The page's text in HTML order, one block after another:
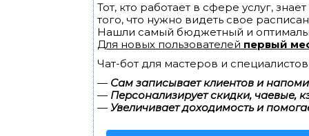
Тот, кто работает в сфере услуг,
того, что нужно видеть свое
Нашли самый бюджетный и
Для новых пользователей первый
Чат-бот для мастеров и
— Сам записывает клиентов и
— Персонализирует скидки, чаевые,
— Увеличивает доходимость и
ПЕРВОГО